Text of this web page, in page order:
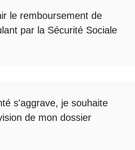
le remboursement de
par la Sécurité Sociale
s'aggrave, je souhaite
de mon dossier